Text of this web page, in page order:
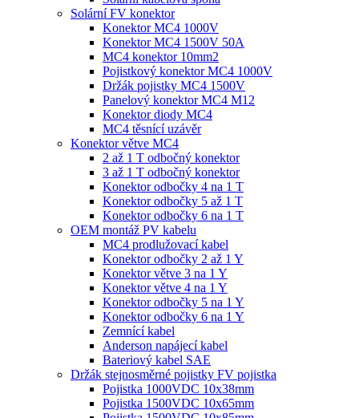
Solární FV konektor
Konektor MC4 1000V
Konektor MC4 1500V 50A
MC4 konektor 10mm2
Pojistkový konektor MC4 1000V
Držák pojistky MC4 1500V
Panelový konektor MC4 M12
Konektor diody MC4
MC4 těsnící uzávěr
Konektor větve MC4
2 až 1 T odbočný konektor
3 až 1 T odbočný konektor
Konektor odbočky 4 na 1 T
Konektor odbočky 5 až 1 T
Konektor odbočky 6 na 1 T
OEM montáž PV kabelu
MC4 prodlužovací kabel
Konektor odbočky 2 až 1 Y
Konektor větve 3 na 1 Y
Konektor větve 4 na 1 Y
Konektor odbočky 5 na 1 Y
Konektor odbočky 6 na 1 Y
Zemnící kabel
Anderson napájecí kabel
Bateriový kabel SAE
Držák stejnosměrné pojistky FV pojistka
Pojistka 1000VDC 10x38mm
Pojistka 1500VDC 10x65mm